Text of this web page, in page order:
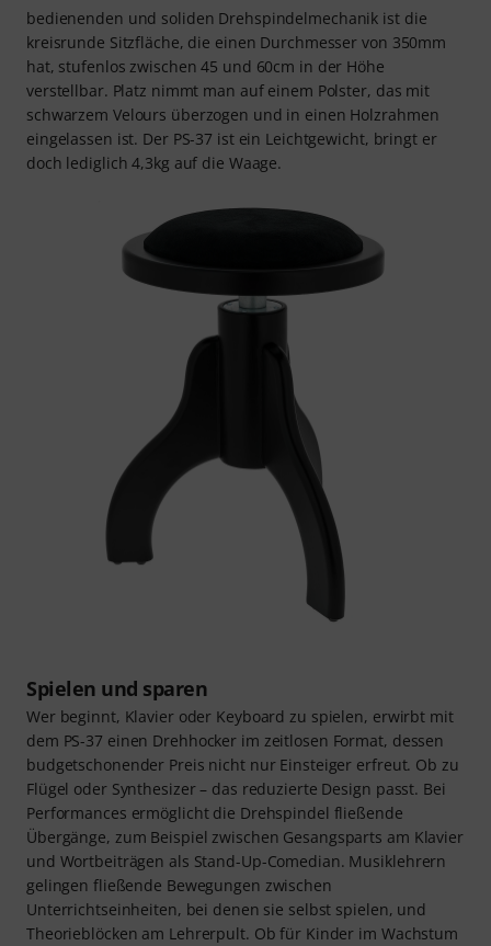
bedienenden und soliden Drehspindelmechanik ist die
kreisrunde Sitzfläche, die einen Durchmesser von 350mm
hat, stufenlos zwischen 45 und 60cm in der Höhe
verstellbar. Platz nimmt man auf einem Polster, das mit
schwarzem Velours überzogen und in einen Holzrahmen
eingelassen ist. Der PS-37 ist ein Leichtgewicht, bringt er
doch lediglich 4,3kg auf die Waage.
Spielen und sparen
Wer beginnt, Klavier oder Keyboard zu spielen, erwirbt mit
dem PS-37 einen Drehhocker im zeitlosen Format, dessen
budgetschonender Preis nicht nur Einsteiger erfreut. Ob zu
Flügel oder Synthesizer – das reduzierte Design passt. Bei
Performances ermöglicht die Drehspindel fließende
Übergänge, zum Beispiel zwischen Gesangsparts am Klavier
und Wortbeiträgen als Stand-Up-Comedian. Musiklehrern
gelingen fließende Bewegungen zwischen
Unterrichtseinheiten, bei denen sie selbst spielen, und
Theorieblöcken am Lehrerpult. Ob für Kinder im Wachstum